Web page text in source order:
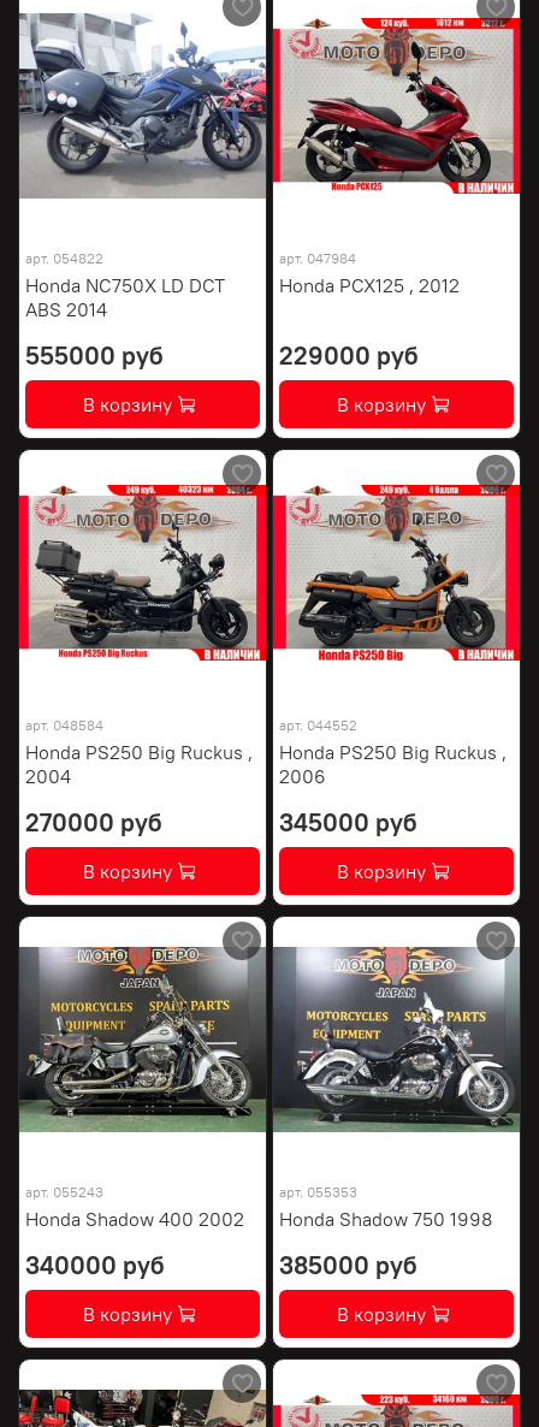
арт. 054822
Honda NC750X LD DCT
ABS 2014
555000 руб
В корзину
арт. 047984
Honda PCX125 , 2012
229000 руб
В корзину
арт. 048584
Honda PS250 Big Ruckus ,
2004
270000 руб
В корзину
арт. 044552
Honda PS250 Big Ruckus ,
2006
345000 руб
В корзину
арт. 055243
Honda Shadow 400 2002
340000 руб
В корзину
арт. 055353
Honda Shadow 750 1998
385000 руб
В корзину